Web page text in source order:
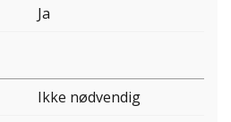
Ja
Ikke nødvendig